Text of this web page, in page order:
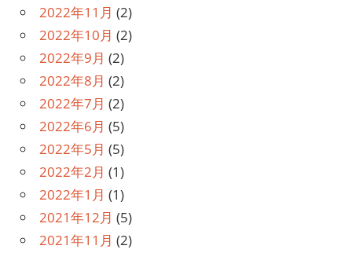
2022年11月 (2)
2022年10月 (2)
2022年9月 (2)
2022年8月 (2)
2022年7月 (2)
2022年6月 (5)
2022年5月 (5)
2022年2月 (1)
2022年1月 (1)
2021年12月 (5)
2021年11月 (2)